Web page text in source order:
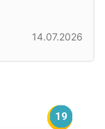
14.07.2026